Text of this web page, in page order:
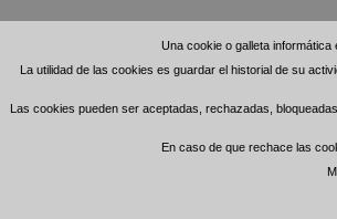
Una cookie o galleta
La utilidad de las cookies es guardar el historial de su
Las cookies pueden ser aceptadas, rechazadas,
En caso de que rechace las
Una cookie o galleta
La utilidad de las cookies es guardar el historial de su
Las cookies pueden ser aceptadas, rechazadas,
En caso de que rechace las